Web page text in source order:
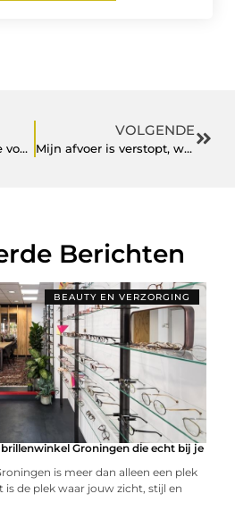
Het verzorgen van de vogels in de tuin
VOLGENDE
Mijn afvoer is verstopt, wat nu?
Berichten
BEAUTY EN VERZORGING
Groningen die echt bij je
is meer dan alleen een plek
is de plek waar jouw zicht, stijl en